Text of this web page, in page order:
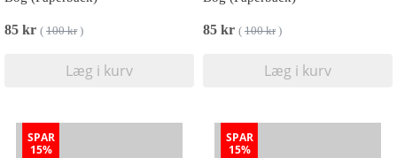
85 kr ( 100 kr)
Læg i kurv
85 kr ( 100 kr)
Læg i kurv
SPAR
15%
SPAR
15%